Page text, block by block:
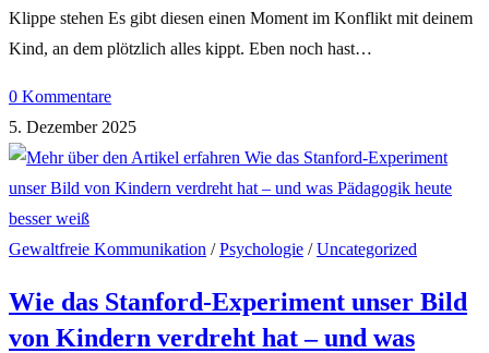
Klippe stehen Es gibt diesen einen Moment im Konflikt mit deinem
Kind, an dem plötzlich alles kippt. Eben noch hast…
0 Kommentare
5. Dezember 2025
Gewaltfreie Kommunikation /Psychologie /Uncategorized
Wie das Stanford-Experiment unser Bild
von Kindern verdreht hat – und was